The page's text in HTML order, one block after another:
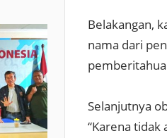
Belakangan,
nama dari
Selanjutnya
“Karena